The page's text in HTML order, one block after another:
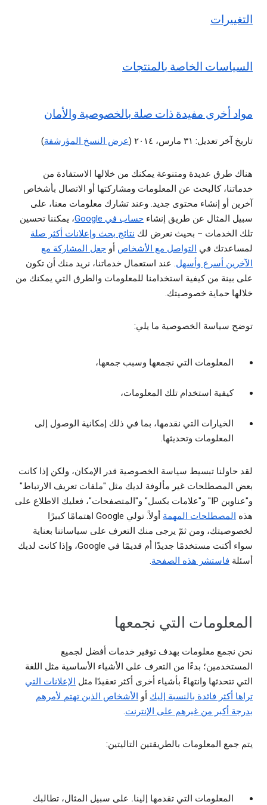
التغييرات
السياسات الخاصة بالمنتجات
مواد أخرى مفيدة ذات صلة بالخصوصية والأمان
تاريخ آخر تعديل: ٣١ مارس، ٢٠١٤ ( عرض النسخ المؤرشفة)
هناك طرق عديدة ومتنوعة يمكنك من خلالها الاستفادة من
خدماتنا، كالبحث عن المعلومات ومشاركتها أو الاتصال بأشخاص
آخرين أو إنشاء محتوى جديد. وعند تشارك معلومات معنا، على
سبيل المثال عن طريق إنشاء حساب في Google
، يمكننا تحسين
تلك الخدمات – بحيث نعرض لك نتائج بحث وإعلانات أكثر صلة
لمساعدتك في التواصل مع الأشخاص أو جعل المشاركة مع
الآخرين أسرع وأسهل. عند استعمال خدماتنا، نريد منك أن تكون
على بينة من كيفية استخدامنا للمعلومات والطرق التي يمكنك من
خلالها حماية خصوصيتك.
توضح سياسة الخصوصية ما يلي:
المعلومات التي نجمعها وسبب جمعها،
كيفية استخدام تلك المعلومات،
الخيارات التي نقدمها، بما في ذلك إمكانية الوصول إلى
المعلومات وتحديثها.
لقد حاولنا تبسيط سياسة الخصوصية قدر الإمكان، ولكن إذا كانت
بعض المصطلحات غير مألوفة لديك مثل "ملفات تعريف الارتباط"
و"عناوين IP" و"علامات بكسل" و"المتصفحات"، فعليك الاطلاع على
هذه المصطلحات المهمة
أولاً. تولي Google اهتمامًا كبيرًا
لخصوصيتك، ومن ثمّ يرجى منك التعرف على سياساتنا بعناية
سواء أكنت مستخدمًا جديدًا أم قديمًا في Google، وإذا كانت لديك
أسئلة فاستشر هذه الصفحة.
المعلومات التي نجمعها
نحن نجمع معلومات بهدف توفير خدمات أفضل لجميع
المستخدمين؛ بدءًا من التعرف على الأشياء الأساسية مثل اللغة
التي تتحدثها وانتهاءً بأشياء أخرى أكثر تعقيدًا مثل الإعلانات التي
تراها أكثر فائدة بالنسبة إليك أو الأشخاص الذين تهتم لأمرهم
بدرجة أكبر من غيرهم على الإنترنت.
يتم جمع المعلومات بالطريقتين التاليتين:
المعلومات التي تقدمها إلينا. على سبيل المثال، تطالبك